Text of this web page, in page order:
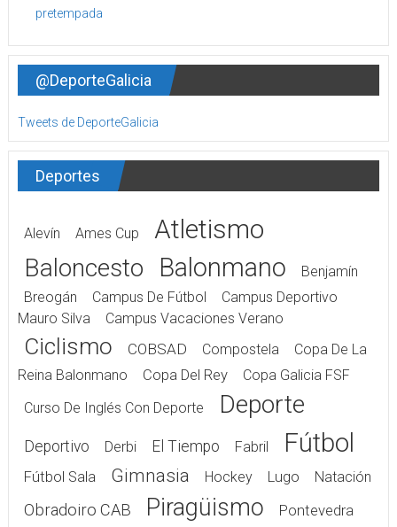
@DeporteGalicia
Tweets de DeporteGalicia
Deportes
Alevín Ames Cup Atletismo
Baloncesto Balonmano
Benjamín
Breogán
Campus De Fútbol
Campus Deportivo
Mauro Silva
Campus Vacaciones Verano
Ciclismo COBSAD Compostela
Copa De La
Reina Balonmano
Copa Del Rey
Copa Galicia FSF
Curso De Inglés Con Deporte
Deporte
Deportivo Derbi El Tiempo Fabril Fútbol
Fútbol Sala Gimnasia Hockey Lugo Natación
Obradoiro CAB Piragüismo
Pontevedra